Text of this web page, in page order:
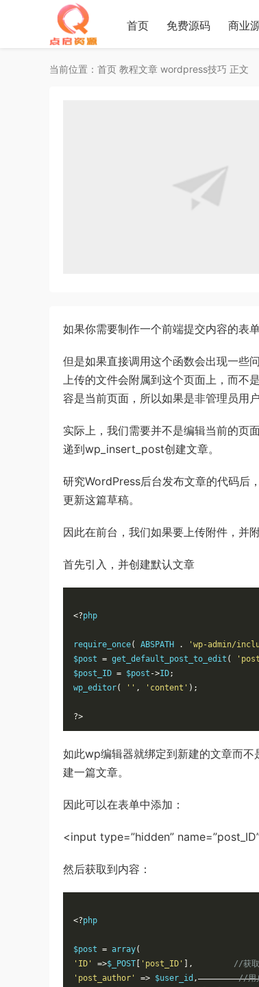
首页 免费源码 商业
当前位置： 首页 教程文章 wordpress技巧 正文
如果你需要制作一个前端提交内容的表
但是如果直接调用这个函数会出现一些
上传的文件会附属到这个页面上，而不
容是当前页面，所以如果是非管理员用
实际上，我们需要并不是编辑当前的页
递到wp_insert_post创建文章。
研究WordPress后台发布文章的代码后
更新这篇草稿。
因此在前台，我们如果要上传附件，并
首先引入，并创建默认文章
<?php
require_once( ABSPATH . 'wp-admin/
$post = get_default_post_to_edit (
$post_ID = $post ->ID;
wp_editor( '' , 'content' ) ;
?>
如此wp编辑器就绑定到新建的文章而
建一篇文章。
因此可以在表单中添加：
<input type=”hidden”
然后获取到内容：
<?php
$post = array(
'ID'
=>$_POST 'post_ID' ,
//获取
'post_author'
=> $user_id ,
//用